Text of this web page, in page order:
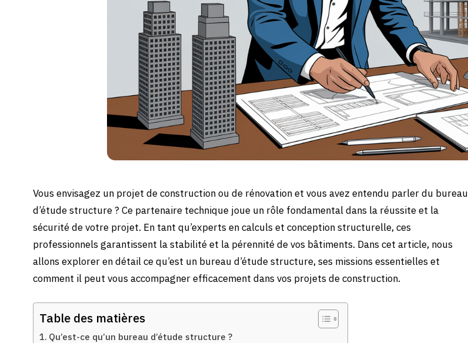
Vous envisagez un projet de construction ou de rénovation et vous avez entendu parler du bureau
d’étude structure ? Ce partenaire technique joue un rôle fondamental dans la réussite et la
sécurité de votre projet. En tant qu’experts en calculs et conception structurelle, ces
professionnels garantissent la stabilité et la pérennité de vos bâtiments. Dans cet article, nous
allons explorer en détail ce qu’est un bureau d’étude structure, ses missions essentielles et
comment il peut vous accompagner efficacement dans vos projets de construction.
Table des matières
Qu’est-ce qu’un bureau d’étude structure ?